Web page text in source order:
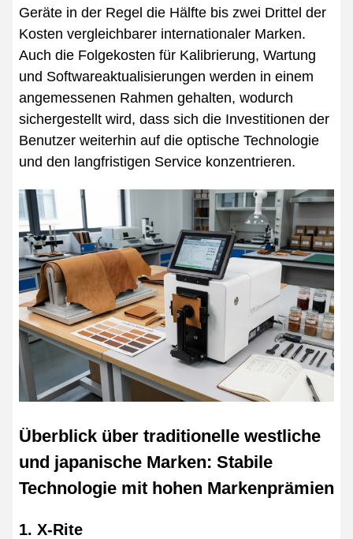
Geräte in der Regel die Hälfte bis zwei Drittel der
Kosten vergleichbarer internationaler Marken.
Auch die Folgekosten für Kalibrierung, Wartung
und Softwareaktualisierungen werden in einem
angemessenen Rahmen gehalten, wodurch
sichergestellt wird, dass sich die Investitionen der
Benutzer weiterhin auf die optische Technologie
und den langfristigen Service konzentrieren.
Überblick über traditionelle westliche
und japanische Marken: Stabile
Technologie mit hohen Markenprämien
1. X-Rite